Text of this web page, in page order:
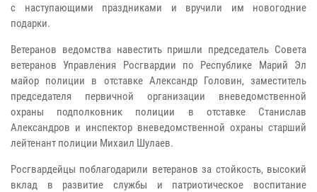
с наступающими праздниками и вручили им новогодние
подарки.
Ветеранов ведомства навестить пришли председатель Совета
ветеранов Управления Росгвардии по Республике Марий Эл
майор полиции в отставке Александр Головин, заместитель
председателя первичной организации вневедомственной
охраны подполковник полиции в отставке Станислав
Александров и инспектор вневедомственной охраны старший
лейтенант полиции Михаил Шулаев.
Росгвардейцы поблагодарили ветеранов за стойкость, высокий
вклад в развитие службы и патриотическое воспитание